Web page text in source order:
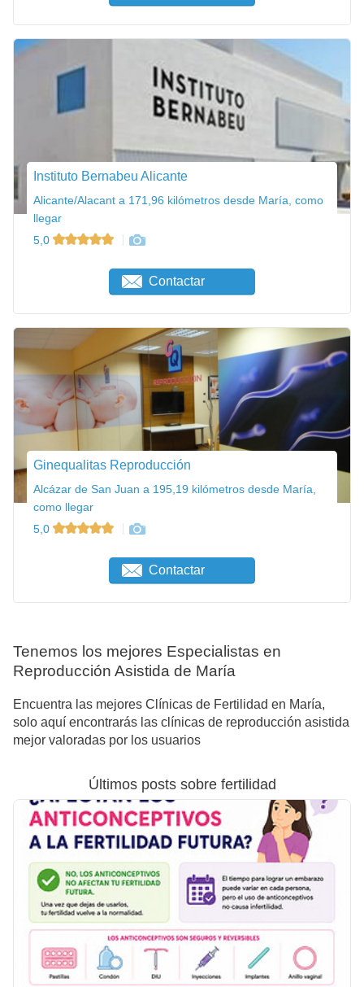
Instituto Bernabeu Alicante
Alicante/Alacant a 171,96 kilómetros desde María, como
llegar
5,0
Contactar
Ginequalitas Reproducción
Alcázar de San Juan a 195,19 kilómetros desde María,
como llegar
5,0
Contactar
Tenemos los mejores Especialistas en
Reproducción Asistida de María
Encuentra las mejores Clínicas de Fertilidad en María,
solo aquí encontrarás las clínicas de reproducción asistida
mejor valoradas por los usuarios
Últimos posts sobre fertilidad